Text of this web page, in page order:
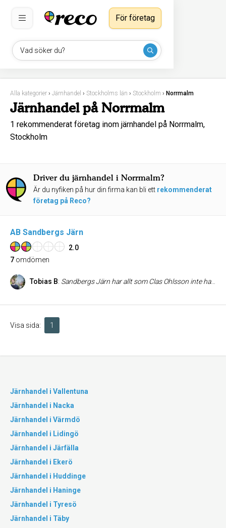
Vad söker du?
För företag
Alla kategorier › Järnhandel › Stockholms län › Stockholm › Norrmalm
Järnhandel på Norrmalm
1 rekommenderat företag inom järnhandel på Norrmalm,
Stockholm
Driver du järnhandel i Norrmalm?
Är du nyfiken på hur din firma kan bli ett rekommenderat
företag på Reco?
AB Sandbergs Järn
2.0
7 omdömen
Tobias B: Sandbergs Järn har allt som Clas Ohlsson inte har dvs kvalitativa verktyg som håller och ett riktigt proffsigt bemötande. Dessutom är deras specialite skruvar, de har alltid de där skruvarna som inte finns någon annanstans. Nördigt men sant.
Visa sida: 1
Järnhandel i Vallentuna
Järnhandel i Nacka
Järnhandel i Värmdö
Järnhandel i Lidingö
Järnhandel i Järfälla
Järnhandel i Ekerö
Järnhandel i Huddinge
Järnhandel i Haninge
Järnhandel i Tyresö
Järnhandel i Täby